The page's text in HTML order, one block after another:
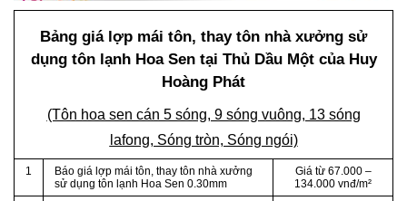
Bảng giá lợp mái tôn, thay tôn nhà xưởng sử
dụng tôn lạnh Hoa Sen tại Thủ Dầu Một của Huy
Hoàng Phát
(Tôn hoa sen cán 5 sóng, 9 sóng vuông, 13 sóng
lafong, Sóng tròn, Sóng ngói)
1
Báo giá lợp mái tôn, thay tôn nhà xưởng
sử dụng tôn lạnh Hoa Sen 0.30mm
Giá từ 67.000 –
134.000 vnđ/m²